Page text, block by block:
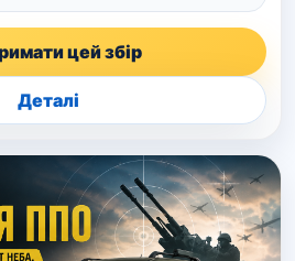
цей збір
Деталі